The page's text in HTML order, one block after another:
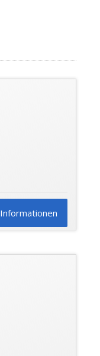
Informationen